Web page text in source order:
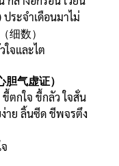
ระจำเดือนมาไม่
细数）
จและไต
气虚证）
ตกใจ ขี้กลัว ใจสั่น
าย ลิ้นซีด ชีพจรตึง